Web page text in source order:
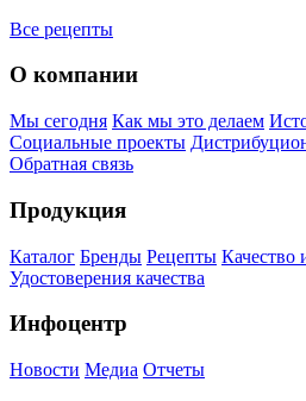
Все рецепты
О компании
Мы сегодня Как мы это делаем
Социальные проекты
Обратная связь
Продукция
Каталог Бренды Рецепты Качество
Удостоверения качества
Инфоцентр
Новости Медиа Отчеты